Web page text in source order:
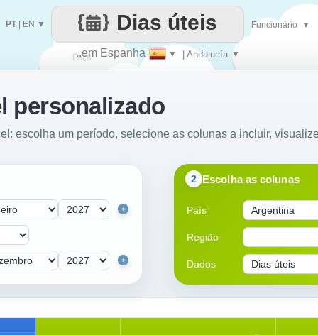
Faça
cada
..em Espanha ▼ | Andalucía ▼
Dias úteis
PT| EN ▼ Funcionário ▼
personalizado
escolha um período, selecione as colunas a incluir,
2 Escolha as colunas
País
Região
Dados
+
+